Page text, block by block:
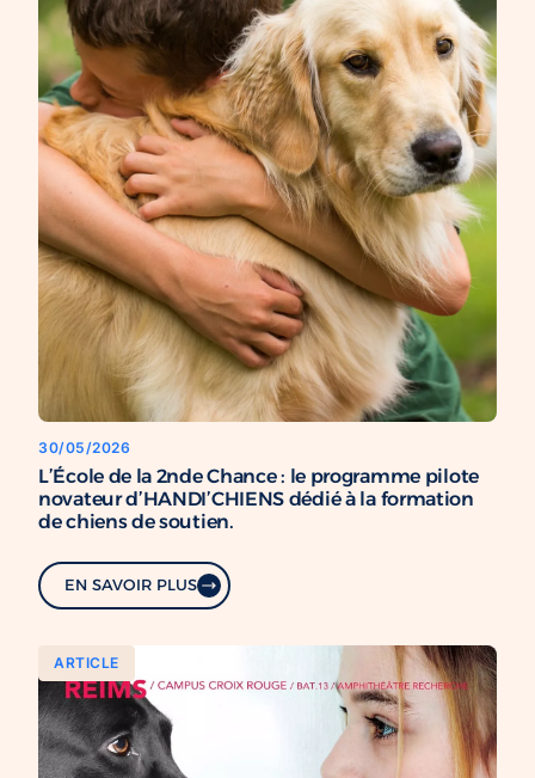
30/05/2026
L’École de la 2nde Chance : le programme pilote
novateur d’HANDI’CHIENS dédié à la formation
de chiens de soutien.
EN SAVOIR PLUS
ARTICLE